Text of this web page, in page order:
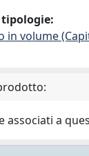
in volume
associati a